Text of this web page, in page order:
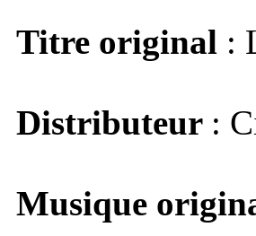
Titre original :
Distributeur :
Musique